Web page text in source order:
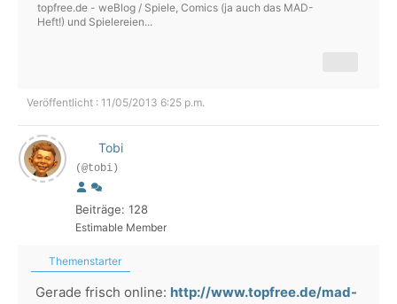
topfree.de - weBlog / Spiele, Comics (ja auch das MAD-
Heft!) und Spielereien...
Veröffentlicht : 11/05/2013 6:25 p.m.
Tobi
(@tobi)
Beiträge: 128
Estimable Member
Themenstarter
Gerade frisch online: http://www.topfree.de/mad-